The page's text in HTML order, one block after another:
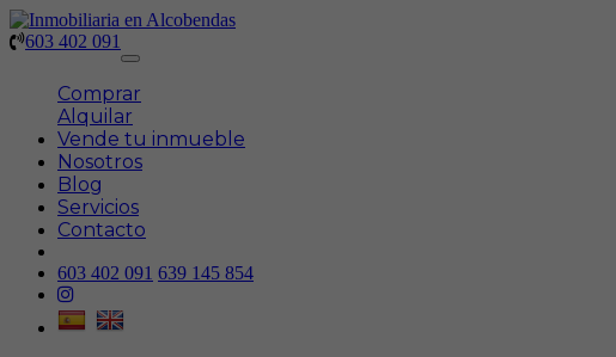
603 402 091
Toggle
Comprar
Alquilar
Vende tu inmueble
Nosotros
Blog
Servicios
Contacto
603 402 091 639 145 854